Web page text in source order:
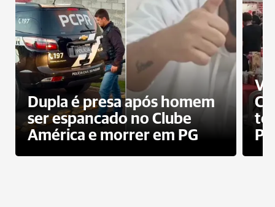
Dupla é presa após homem
ser espancado no Clube
América e morrer em PG
PG